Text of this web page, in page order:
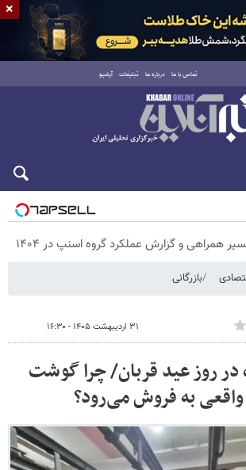
تماس با ما درباره ما تبلیغات آرشیو
۱۵ مرداد ۱۴۰۵
همراهی و گزارش عملکرد گروه اسنپ در ۱۴۰۴
بازرگانی
۳۱ اردیبهشت ۱۴۰۵ - ۱۶:۳۰
روز عید قربان/ چرا گوشت
واقعی به فروش می‌رود؟
×